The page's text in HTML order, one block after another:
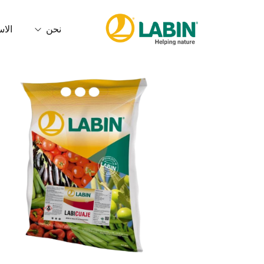
نحن
من نحن
الخدمات
مدونة الأخلاقيات
البصمة
الجودة